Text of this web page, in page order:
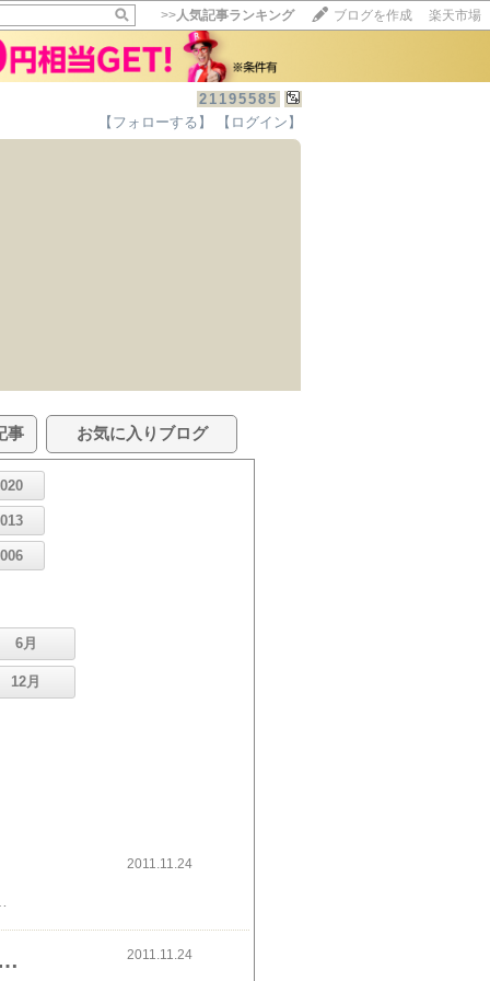
>>人気記事ランキング ブログを作成 楽天市場
21195585
【フォローする】 【ログイン】
事 お気に入りブログ
6月
12月
2011.11.24
【本日リリース】エントリーで100,000ポイント山分け！購入＆レビューを書いた方全員に500ポイントプレゼント！ 2011.11.24